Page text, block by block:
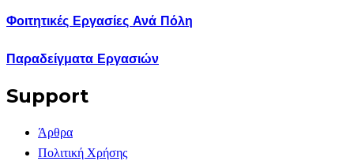
Φοιτητικές Εργασίες Ανά Πόλη
Παραδείγματα Εργασιών
Support
Άρθρα
Πολιτική Χρήσης